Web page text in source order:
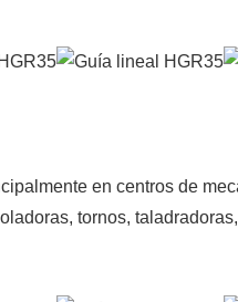
en centros de
tornos,